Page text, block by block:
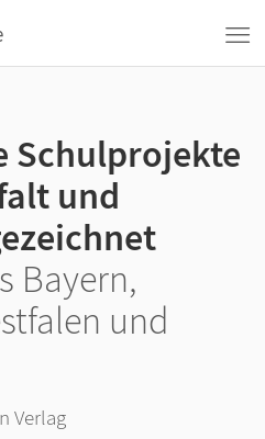
Schulprojekte
und
Bayern,
und
Verlag